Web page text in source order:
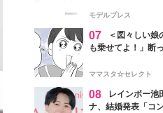
モデルプレス
07
＜図々しい
も乗せてよ！」断
ママスタ☆セレクト
08
レインボー池
ナ、結婚発表「コ